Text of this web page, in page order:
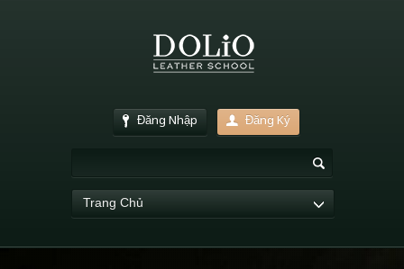
Đăng Nhập Đăng Ký
Trang Chủ